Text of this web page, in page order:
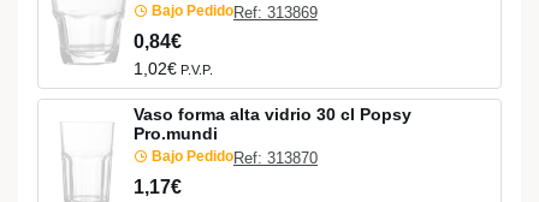
Bajo PedidoRef: 313869
0,84€
1,02€ P.V.P.
Vaso forma alta vidrio 30 cl Popsy
Pro.mundi
Bajo PedidoRef: 313870
1,17€